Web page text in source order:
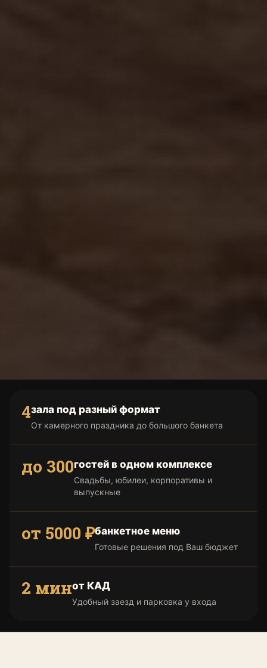
4зала под разный формат
От камерного праздника до большого банкета
до 300гостей в одном комплексе
Свадьбы, юбилеи, корпоративы и
выпускные
от 5000 ₽банкетное меню
Готовые решения под Ваш бюджет
2 минот КАД
Удобный заезд и парковка у входа